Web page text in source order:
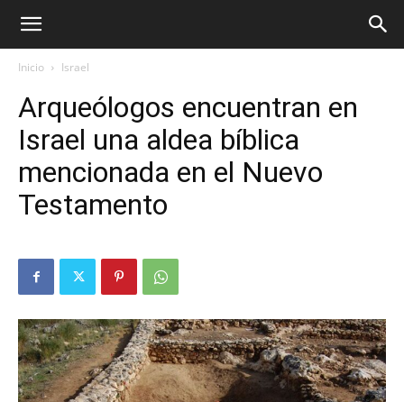
Inicio Israel
Arqueólogos encuentran en
Israel una aldea bíblica
mencionada en el Nuevo
Testamento